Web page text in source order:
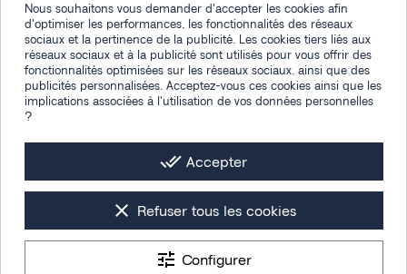
Suivi de commande
Connexion
Créez votre compte
Des questions
Contactez-nous
Facebook
Instagram
LinkedIn
Les photos de mise en situation sont générées par IA
Nous souhaitons vous demander d'accepter les cookies afin
d'optimiser les performances, les fonctionnalités des réseaux
sociaux et la pertinence de la publicité. Les cookies tiers liés aux
réseaux sociaux et à la publicité sont utilisés pour vous offrir des
fonctionnalités optimisées sur les réseaux sociaux, ainsi que des
publicités personnalisées. Acceptez-vous ces cookies ainsi que les
implications associées à l'utilisation de vos données personnelles
?
done_all Accepter
clear Refuser tous les cookies
tune Configurer